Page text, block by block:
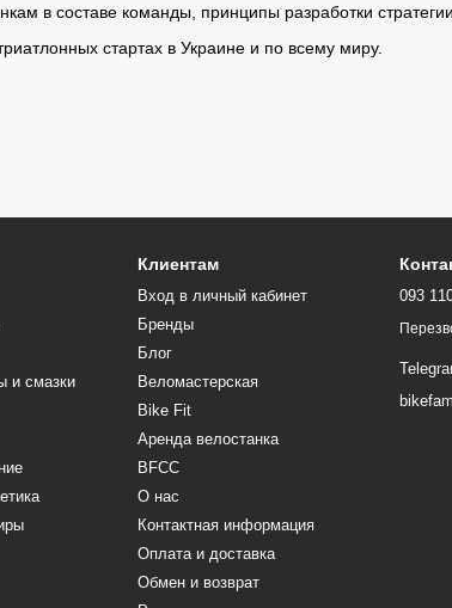
в составе команды, принципы разработки
стартах в Украине и по всему миру.
и смазки
Клиентам
Вход в личный кабинет
Бренды
Блог
Веломастерская
Bike Fit
Аренда велостанка
BFCC
О нас
Контактная информация
Оплата и доставка
Обмен и возврат
093